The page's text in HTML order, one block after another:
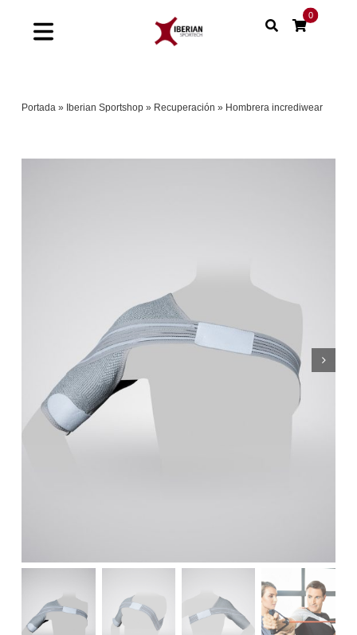
Toggle
Contacto
0
Portada » Iberian Sportshop » Recuperación » Hombrera incrediwear